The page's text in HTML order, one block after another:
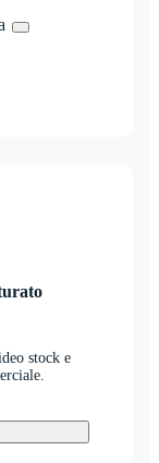
stock e